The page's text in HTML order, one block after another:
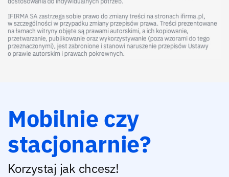
Mobilnie czy
stacjonarnie?
Korzystaj jak chcesz!